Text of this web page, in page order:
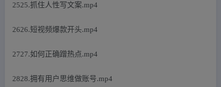
2525.抓住人性写文案.mp4
2626.短视频爆款开头.mp4
2727.如何正确蹭热点.mp4
2828.拥有用户思维做账号.mp4